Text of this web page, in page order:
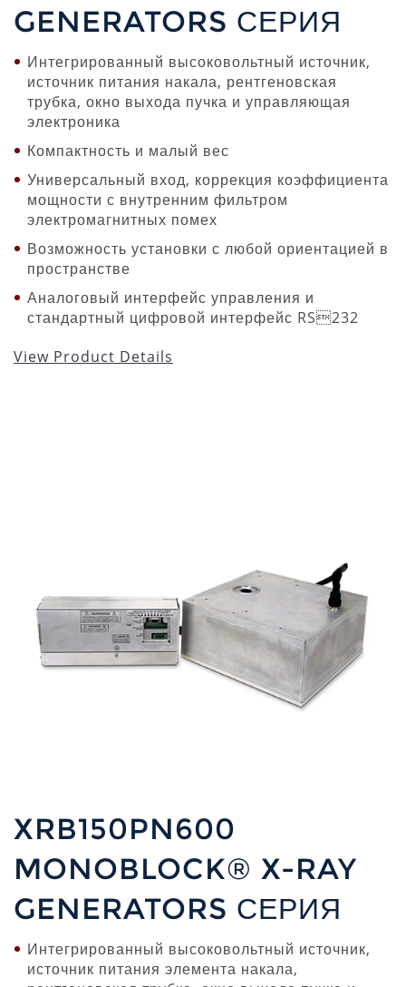
GENERATORS СЕРИЯ
Интегрированный высоковольтный источник,
источник питания накала, рентгеновская
трубка, окно выхода пучка и управляющая
электроника
Компактность и малый вес
Универсальный вход, коррекция коэффициента
мощности с внутренним фильтром
электромагнитных помех
Возможность установки с любой ориентацией в
пространстве
Аналоговый интерфейс управления и
стандартный цифровой интерфейс RS232
View Product Details
XRB150PN600
MONOBLOCK® X-RAY
GENERATORS СЕРИЯ
Интегрированный высоковольтный источник,
источник питания элемента накала,